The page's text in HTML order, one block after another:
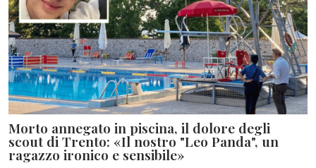
Morto annegato in piscina, il dolore degli
scout di Trento: «Il nostro "Leo Panda", un
ragazzo ironico e sensibile»